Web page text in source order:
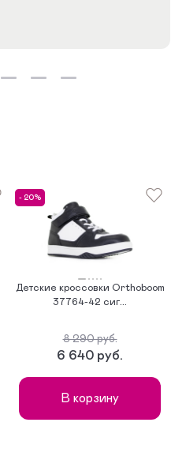
- 20%
Детские кроссовки Orthoboom
37764-42 сиг...
8 290 руб.
6 640 руб.
В корзину